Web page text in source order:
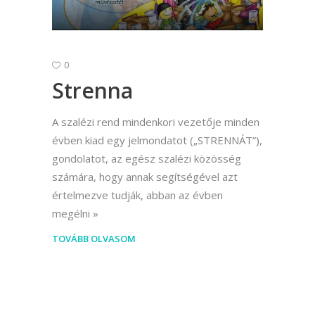
0
Strenna
A szalézi rend mindenkori vezetője minden
évben kiad egy jelmondatot („STRENNÁT”),
gondolatot, az egész szalézi közösség
számára, hogy annak segítségével azt
értelmezve tudják, abban az évben
megélni
TOVÁBB OLVASOM